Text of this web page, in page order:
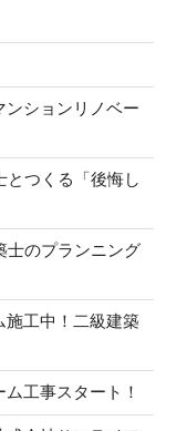
ンションリノベー
とつくる「後悔し
士のプランニング
施工中！二級建築
工事スタート！